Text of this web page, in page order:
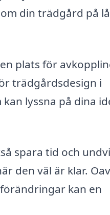
din trädgård på
plats för
trädgårdsdesign i
lyssna på dina
spara tid och
den väl är klar.
kan en